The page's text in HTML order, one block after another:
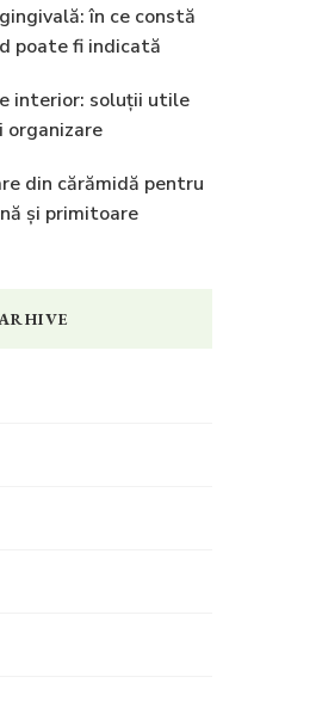
în ce constă
poate fi indicată
interior: soluții utile
organizare
din cărămidă pentru
și primitoare
ARHIVE